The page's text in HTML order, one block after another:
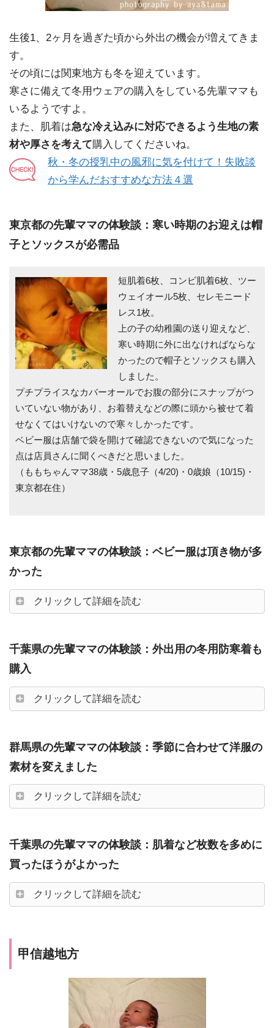
生後1、2ヶ月を過ぎた頃から外出の機会が増えてきま
す。
その頃には関東地方も冬を迎えています。
寒さに備えて冬用ウェアの購入をしている先輩ママも
いるようですよ。
また、肌着は急な冷え込みに対応できるよう生地の素
材や厚さを考えて購入してくださいね。
秋・冬の授乳中の風邪に気を付けて！失敗談
から学んだおすすめな方法４選
東京都の先輩ママの体験談：寒い時期のお迎えは帽
子とソックスが必需品
短肌着6枚、コンビ肌着6枚、ツー
ウェイオール5枚、セレモニード
レス1枚。
上の子の幼稚園の送り迎えなど、
寒い時期に外に出なければならな
かったので帽子とソックスも購入
しました。
プチプライスなカバーオールでお腹の部分にスナップがつ
いていない物があり、お着替えなどの際に頭から被せて着
せなくてはいけないので寒々しかったです。
ベビー服は店舗で袋を開けて確認できないので気になった
点は店員さんに聞くべきだと思いました。
（ももちゃんママ38歳・5歳息子（4/20)・0歳娘（10/15)・
東京都在住）
東京都の先輩ママの体験談：ベビー服は頂き物が多
かった
クリックして詳細を読む
千葉県の先輩ママの体験談：外出用の冬用防寒着も
購入
クリックして詳細を読む
群馬県の先輩ママの体験談：季節に合わせて洋服の
素材を変えました
クリックして詳細を読む
千葉県の先輩ママの体験談：肌着など枚数を多めに
買ったほうがよかった
クリックして詳細を読む
甲信越地方